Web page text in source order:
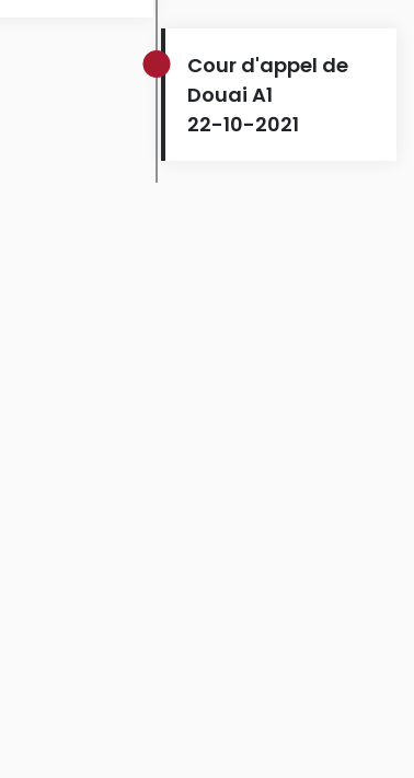
Cour d'appel de
Douai A1
22-10-2021